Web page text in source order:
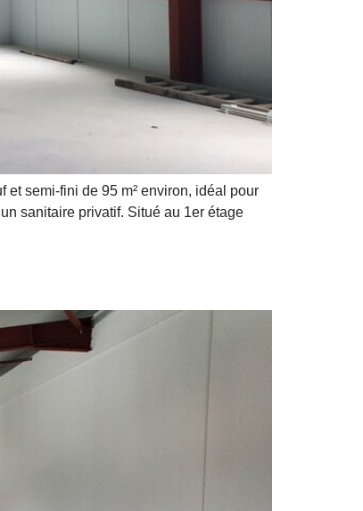
semi-fini de 95 m² environ, idéal pour
sanitaire privatif. Situé au 1er étage